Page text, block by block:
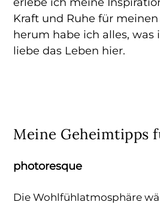
Kraft und Ruhe für
herum habe ich alles, was
liebe das Leben hier.
Meine Geheimtipps
photoresque
Die Wohlfühlatmosphäre